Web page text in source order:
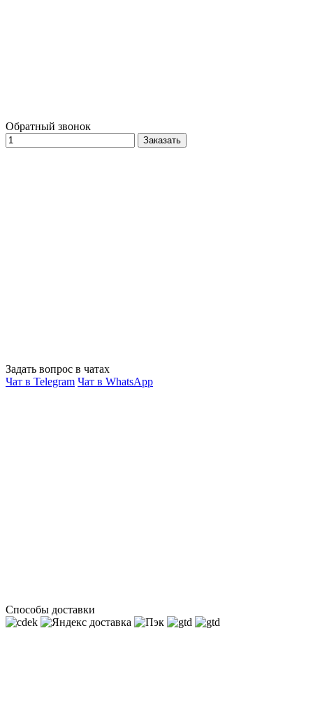
Обратный звонок
Заказать
Задать вопрос в чатах
Чат в Telegram Чат в WhatsApp
Способы доставки